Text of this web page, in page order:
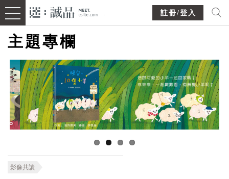
註冊/登入
主題專欄
影像共讀